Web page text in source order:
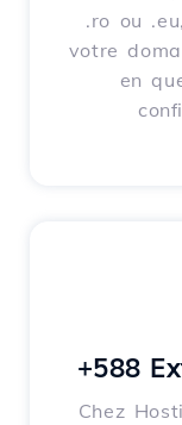
.ro ou
votre
en
+588
Chez